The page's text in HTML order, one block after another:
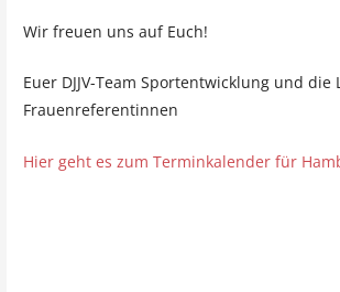
Wir freuen uns auf Euch!
Euer DJJV-Team Sportentwicklung und die
Frauenreferentinnen
Hier geht es zum Terminkalender für